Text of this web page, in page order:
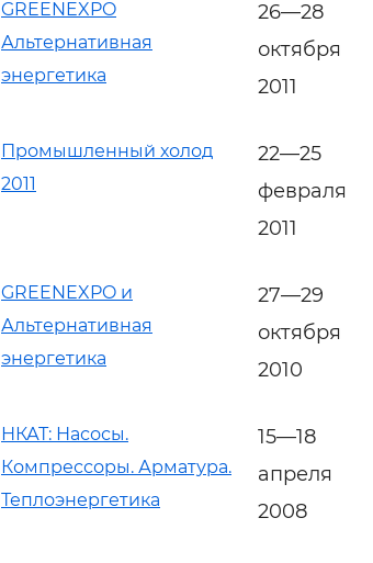
GREENEXPO
Альтернативная
энергетика
26—28
октября
2011
Промышленный холод
2011
22—25
февраля
2011
GREENEXPO и
Альтернативная
энергетика
27—29
октября
2010
НКАТ: Насосы.
Компрессоры. Арматура.
Теплоэнергетика
15—18
апреля
2008